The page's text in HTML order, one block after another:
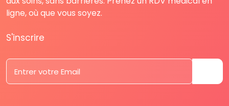
ligne, où que vous soyez.
S'inscrire